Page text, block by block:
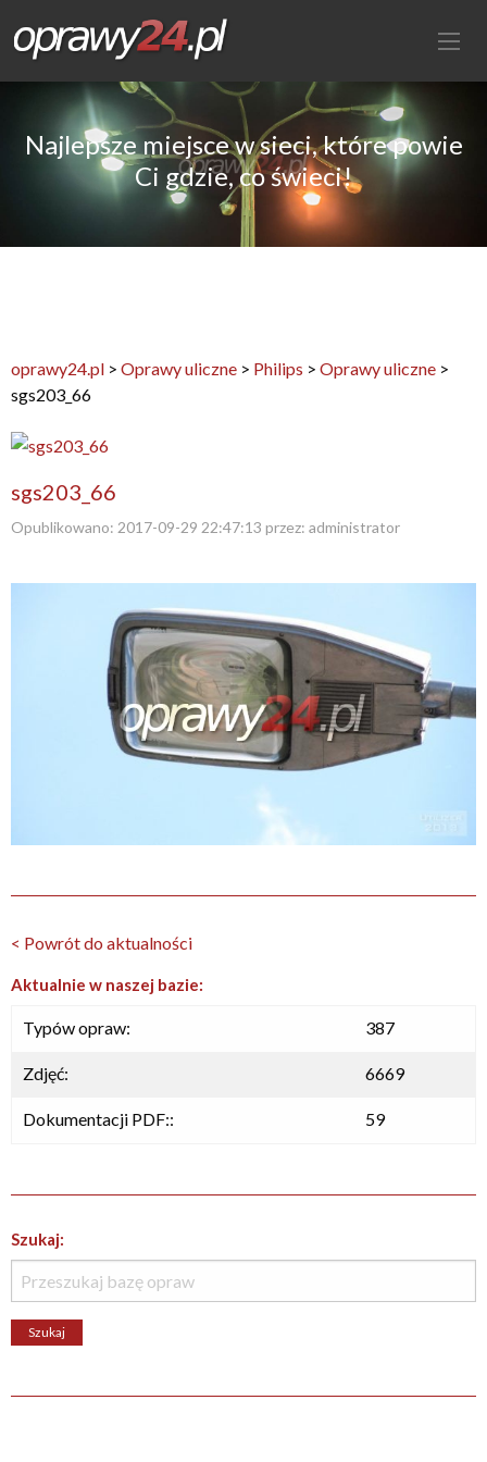
Najlepsze miejsce w sieci, które powie
Ci gdzie, co świeci!
oprawy24.pl > Oprawy uliczne > Philips > Oprawy uliczne >
sgs203_66
sgs203_66
Opublikowano: 2017-09-29 22:47:13 przez: administrator
< Powrót do aktualności
Aktualnie w naszej bazie:
Typów opraw: 387
Zdjęć: 6669
Dokumentacji PDF:: 59
Szukaj: